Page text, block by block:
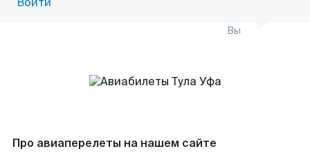
Вы
Про авиаперелеты на нашем сайте